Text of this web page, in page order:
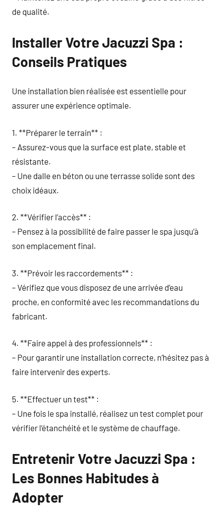
de qualité.
Installer Votre Jacuzzi Spa :
Conseils Pratiques
Une installation bien réalisée est essentielle pour
assurer une expérience optimale.
1. **Préparer le terrain** :
– Assurez-vous que la surface est plate, stable et
résistante.
– Une dalle en béton ou une terrasse solide sont des
choix idéaux.
2. **Vérifier l’accès** :
– Pensez à la possibilité de faire passer le spa jusqu’à
son emplacement final.
3. **Prévoir les raccordements** :
– Vérifiez que vous disposez de une arrivée d’eau
proche, en conformité avec les recommandations du
fabricant.
4. **Faire appel à des professionnels** :
– Pour garantir une installation correcte, n’hésitez pas à
faire intervenir des experts.
5. **Effectuer un test** :
– Une fois le spa installé, réalisez un test complet pour
vérifier l’étanchéité et le système de chauffage.
Entretenir Votre Jacuzzi Spa :
Les Bonnes Habitudes à
Adopter